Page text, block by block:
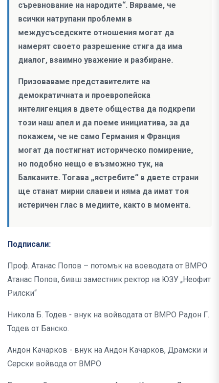
съревнование на народите“. Вярваме, че
всички натрупани проблеми в
междусъседските отношения могат да
намерят своето разрешение стига да има
диалог, взаимно уважение и разбиране.
Призоваваме представителите на
демократичната и проевропейска
интелигенция в двете общества да подкрепи
този наш апел и да поеме инициатива, за да
покажем, че не само Германия и Франция
могат да постигнат историческо помирение,
но подобно нещо е възможно тук, на
Балканите. Тогава „ястребите“ в двете страни
ще станат мирни славеи и няма да имат тоя
истеричен глас в медиите, както в момента.
Подписали:
Проф. Атанас Попов – потомък на воеводата от ВМРО
Атанас Попов, бивш заместник ректор на ЮЗУ „Неофит
Рилски“
Никола Б. Тодев - внук на войводата от ВМРО Радон Г.
Тодев от Банско.
Андон Качарков - внук на Андон Качарков, Драмски и
Серски войвода от ВМРО